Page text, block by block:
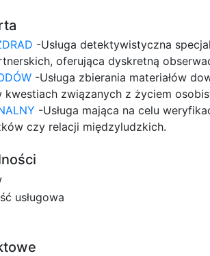
-Usługa detektywistyczna
oferująca dyskretną
-Usługa zbierania materiałów
kwestiach związanych z życiem
-Usługa mająca na celu
czy relacji międzyludzkich.
usługowa